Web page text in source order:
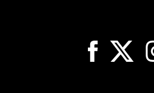
Facebook
X